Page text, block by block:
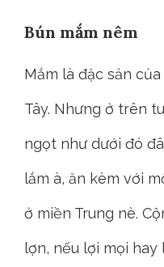
Bún mắm nêm
Mắm là đặc sản
Tây. Nhưng ở trên
ngọt như dưới đó
lắm à, ăn kèm với
ở miền Trung nè.
lợn, nếu lợi mọi